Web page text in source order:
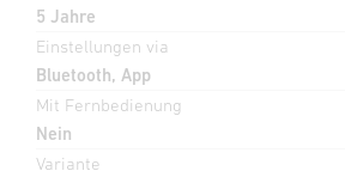
5 Jahre
Einstellungen via
Bluetooth, App
Mit Fernbedienung
Nein
Variante